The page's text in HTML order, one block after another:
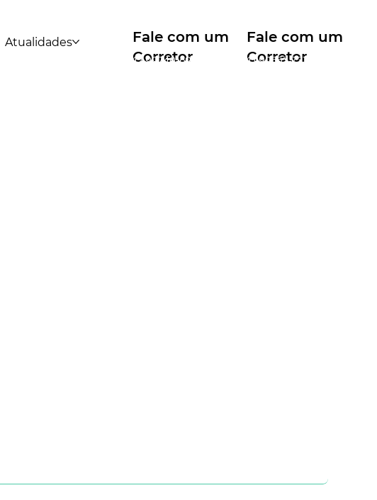
Atualidades
Fale com um
Corretor
11 99553-7374
Fale com um
Corretor
12 99740-6958